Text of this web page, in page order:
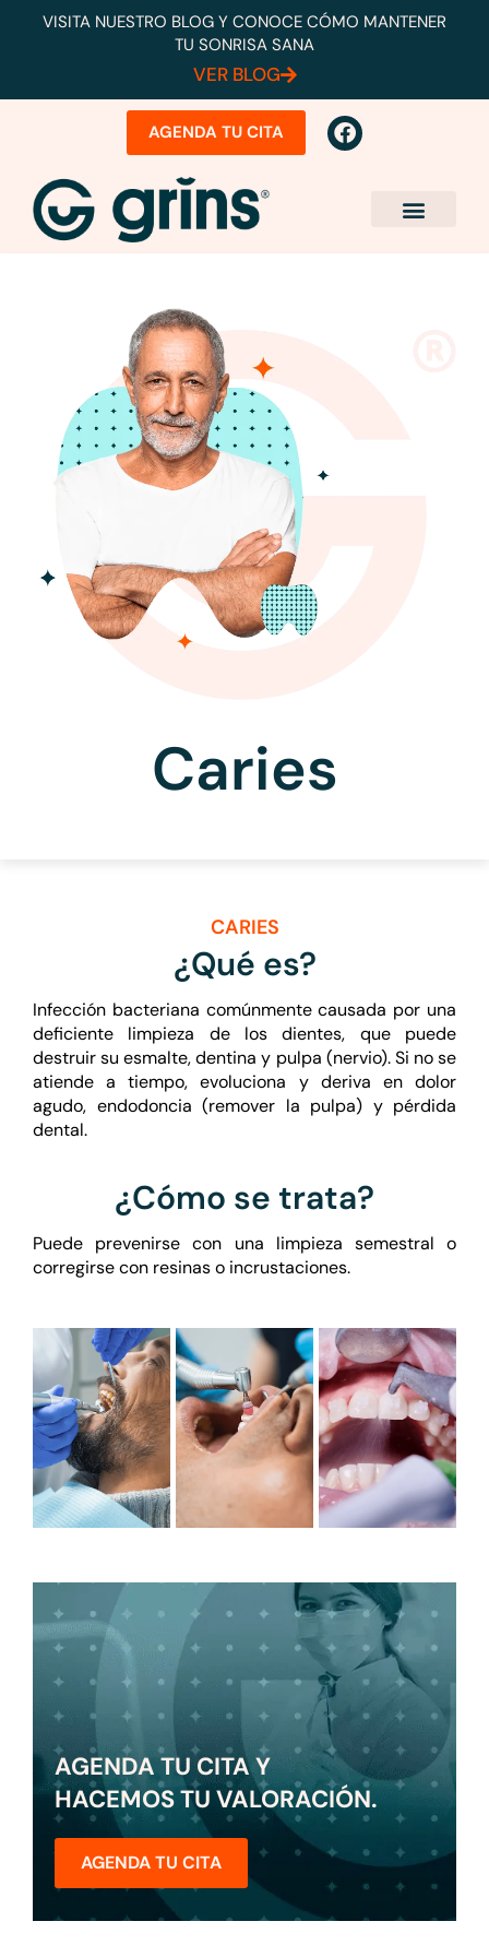
VISITA NUESTRO BLOG Y CONOCE CÓMO MANTENER
TU SONRISA SANA
VER BLOG
AGENDA TU CITA
Caries
AGENDA TU CITA Y
HACEMOS TU VALORACIÓN.
AGENDA TU CITA
CARIES
¿Qué es?
Infección bacteriana comúnmente causada por una
deficiente limpieza de los dientes, que puede
destruir su esmalte, dentina y pulpa (nervio). Si no se
atiende a tiempo, evoluciona y deriva en dolor
agudo, endodoncia (remover la pulpa) y pérdida
dental.
¿Cómo se trata?
Puede prevenirse con una limpieza semestral o
corregirse con resinas o incrustaciones.